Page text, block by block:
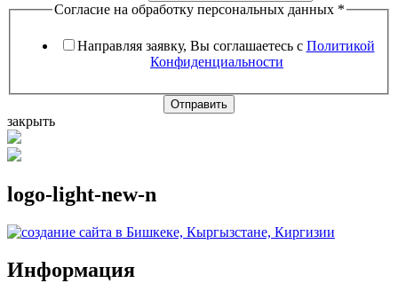
Согласие на обработку персональных данных *
Направляя заявку, Вы соглашаетесь с Политикой
Конфиденциальности
Отправить
закрыть
logo-light-new-n
Информация